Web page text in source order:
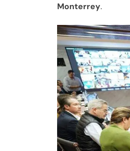
Monterrey.